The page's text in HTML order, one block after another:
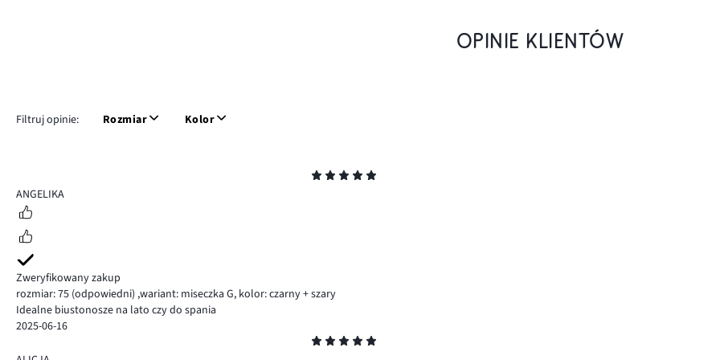
OPINIE KLIENTÓW
Filtruj opinie: Rozmiar Kolor
5
ANGELIKA
Zweryfikowany zakup
rozmiar: 75 (odpowiedni) ,wariant: miseczka G, kolor: czarny + szary
Idealne biustonosze na lato czy do spania
2025-06-16